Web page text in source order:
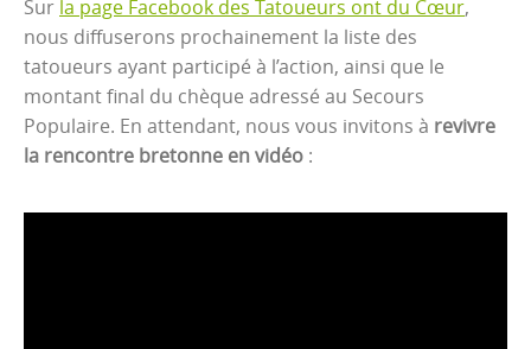
Sur la page Facebook des Tatoueurs ont du Cœur,
nous diffuserons prochainement la liste des
tatoueurs ayant participé à l’action, ainsi que le
montant final du chèque adressé au Secours
Populaire. En attendant, nous vous invitons à revivre
la rencontre bretonne en vidéo :